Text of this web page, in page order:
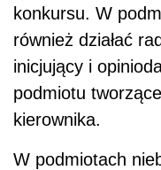
konkursu. W
również działać
inicjujący i
podmiotu
kierownika.
W podmiotach